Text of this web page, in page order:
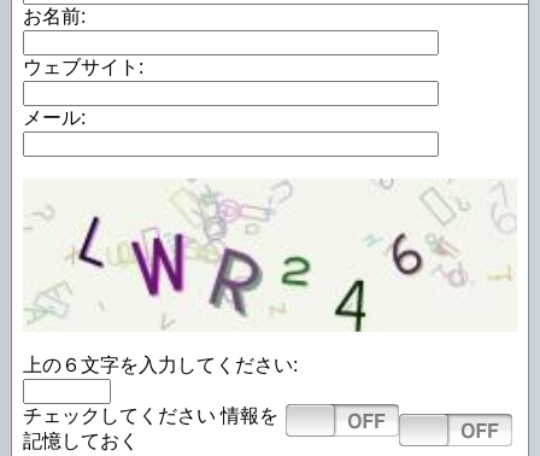
お名前:
ウェブサイト:
メール:
上の６文字を入力してください:
チェックしてください 情報を
記憶しておく